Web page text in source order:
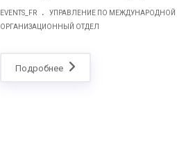
EVENTS_FR . УПРАВЛЕНИЕ ПО
ОРГАНИЗАЦИОННЫЙ ОТДЕЛ
Подробнее